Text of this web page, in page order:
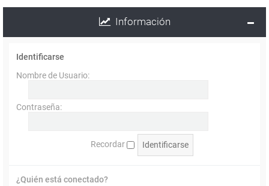
Información
Identificarse
Nombre de Usuario:
Contraseña:
Recordar
¿Quién está conectado?